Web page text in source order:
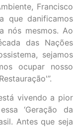
Francisco
que danificamos
nós mesmos. Ao
das Nações
sejamos
ocupar nosso
vivendo a pior
‘Geração da
Antes que seja